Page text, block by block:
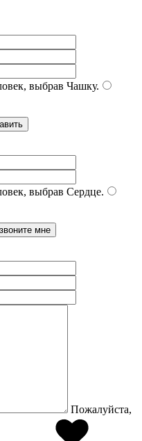
выбрав Чашку.
выбрав Сердце.
Пожалуйста,